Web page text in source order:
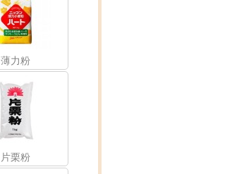
薄力粉
片栗粉